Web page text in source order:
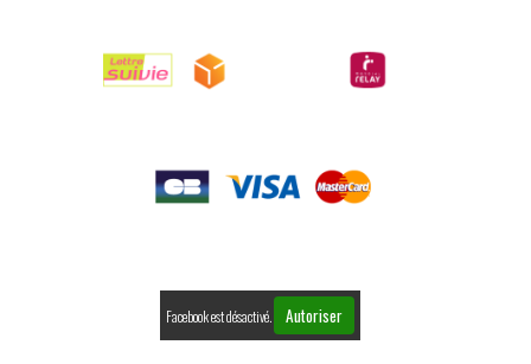
Facebook est désactivé. Autoriser